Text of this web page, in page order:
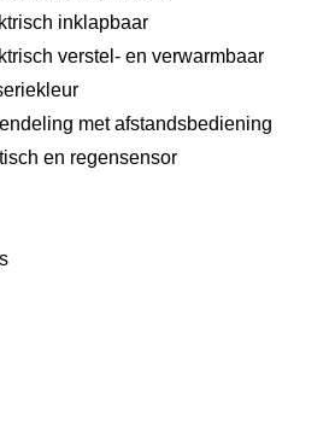
inklapbaar
verstel- en verwarmbaar
met afstandsbediening
en regensensor